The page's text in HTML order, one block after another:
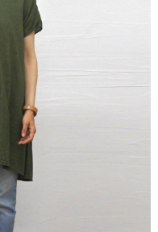
る
ドレープや、柔らかいシル
特有の自然な糸節（スラ
生み、 風合いは洗濯するほ
馴染んでいきます。
るため、触れてもチクチク
吸い取ってくれるので、い
防カビ性に優れ、雑菌の繁
イ知らず。 また繊維の中に
肌に直接触れず、暖かく包